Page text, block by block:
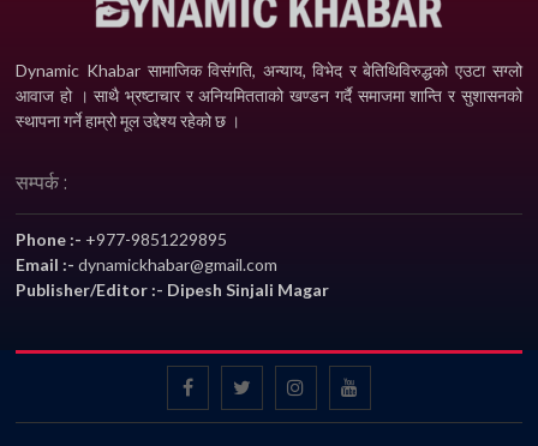
Dynamic Khabar सामाजिक विसंगति, अन्याय, विभेद­ र बेतिथिविरुद्धको एउटा सग्लो
आवाज हो । साथै भ्रष्टाचार र अनियमितताको खण्डन गर्दै समाजमा शान्ति र सुशासनको
स्थापना गर्ने हाम्रो मूल उद्देश्य रहेको छ ।
सम्पर्क :
Phone :- +977-9851229895
Email :-dynamickhabar@gmail.com
Publisher/Editor :- Dipesh Sinjali Magar